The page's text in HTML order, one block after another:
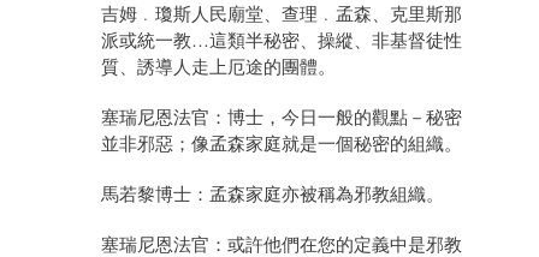
吉姆﹒瓊斯人民廟堂、查理﹒孟森、克里斯那
派或統一教…這類半秘密、操縱、非基督徒性
質、誘導人走上厄途的團體。
塞瑞尼恩法官：博士，今日一般的觀點－秘密
並非邪惡；像孟森家庭就是一個秘密的組織。
馬若黎博士：孟森家庭亦被稱為邪教組織。
塞瑞尼恩法官：或許他們在您的定義中是邪教